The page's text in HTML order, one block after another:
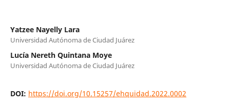
Yatzee Nayelly Lara
Universidad Autónoma de Ciudad Juárez
Lucía Nereth Quintana Moye
Universidad Autónoma de Ciudad Juárez
DOI: https://doi.org/10.15257/ehquidad.2022.0002